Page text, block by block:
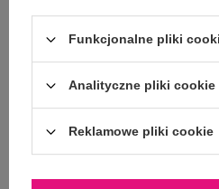
100 dni na zwrot
Funkcjonalne pliki
Analityczne pliki cookie
Reklamowe pliki cookie